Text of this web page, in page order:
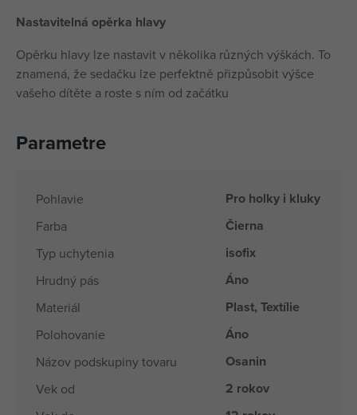
Nastavitelná opěrka hlavy
Opěrku hlavy lze nastavit v několika různých výškách. To
znamená, že sedačku lze perfektně přizpůsobit výšce
vašeho dítěte a roste s ním od začátku
Parametre
Pohlavie Pro holky i kluky
Farba Čierna
Typ uchytenia isofix
Hrudný pás Áno
Materiál Plast, Textílie
Polohovanie Áno
Názov podskupiny tovaru Osanin
Vek od 2 rokov